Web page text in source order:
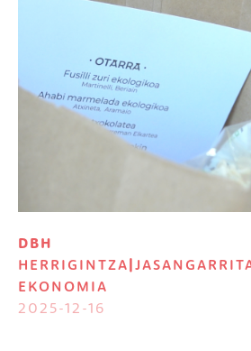
DBH
HERRIGINTZA
EKONOMIA
2025-12-16